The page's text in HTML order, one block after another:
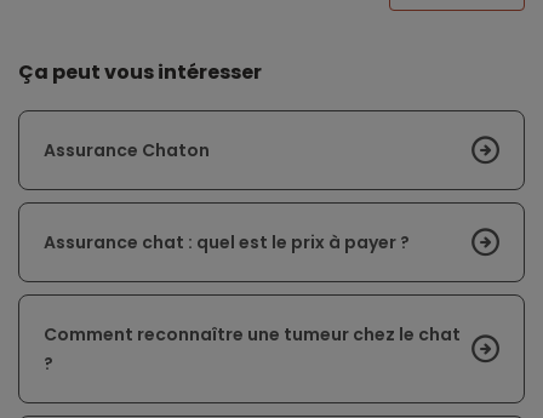
Ça peut vous intéresser
Assurance Chaton
Assurance chat : quel est le prix à payer ?
Comment reconnaître une tumeur chez le chat
?